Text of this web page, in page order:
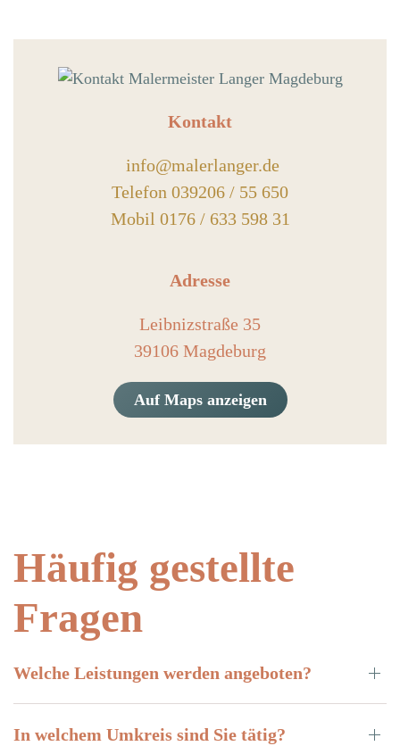
Kontakt
info@malerlanger.de
Telefon 039206 / 55 650
Mobil 0176 / 633 598 31
Adresse
Leibnizstraße 35
39106 Magdeburg
Auf Maps anzeigen
Häufig gestellte
Fragen
Welche Leistungen werden angeboten?
In welchem Umkreis sind Sie tätig?